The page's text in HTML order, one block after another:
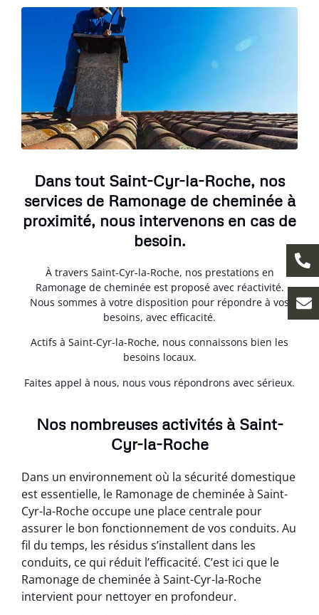
Dans tout Saint-Cyr-la-Roche, nos
services de Ramonage de cheminée à
proximité, nous intervenons en cas de
besoin.
À travers Saint-Cyr-la-Roche, nos prestations en
Ramonage de cheminée est proposé avec réactivité.
Nous sommes à votre disposition pour répondre à vos
besoins, avec efficacité.
Actifs à Saint-Cyr-la-Roche, nous connaissons bien les
besoins locaux.
Faites appel à nous, nous vous répondrons avec sérieux.
Nos nombreuses activités à Saint-
Cyr-la-Roche
Dans un environnement où la sécurité domestique
est essentielle, le Ramonage de cheminée à Saint-
Cyr-la-Roche occupe une place centrale pour
assurer le bon fonctionnement de vos conduits. Au
fil du temps, les résidus s’installent dans les
conduits, ce qui réduit l’efficacité. C’est ici que le
Ramonage de cheminée à Saint-Cyr-la-Roche
intervient pour nettoyer en profondeur.